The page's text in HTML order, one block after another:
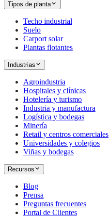
Tipos de planta
Techo industrial
Suelo
Carport solar
Plantas flotantes
Industrias
Agroindustria
Hospitales y clínicas
Hotelería y turismo
Industria y manufactura
Logística y bodegas
Minería
Retail y centros comerciales
Universidades y colegios
Viñas y bodegas
Recursos
Blog
Prensa
Preguntas frecuentes
Portal de Clientes